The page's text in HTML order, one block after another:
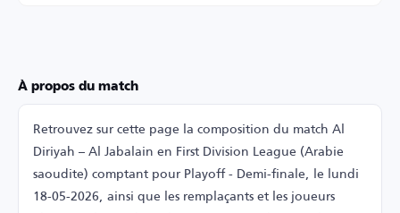
À propos du match
Retrouvez sur cette page la composition du match Al
Diriyah – Al Jabalain en First Division League (Arabie
saoudite) comptant pour Playoff - Demi-finale, le lundi
18-05-2026, ainsi que les remplaçants et les joueurs